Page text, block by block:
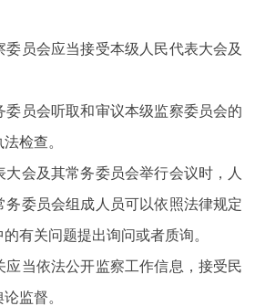
员会应当接受本级人民代表大会及
委员会听取和审议本级监察委员会的
检查。
会及其常务委员会举行会议时，人
务委员会组成人员可以依照法律规定
有关问题提出询问或者质询。
当依法公开监察工作信息，接受民
监督。